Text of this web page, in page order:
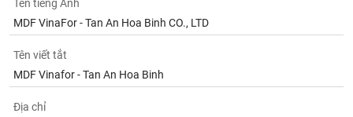
Tên tiếng Anh
MDF VinaFor - Tan An Hoa Binh CO., LTD
Tên viết tắt
MDF Vinafor - Tan An Hoa Binh
Địa chỉ
Mã
khoán
(-)
Tất cả